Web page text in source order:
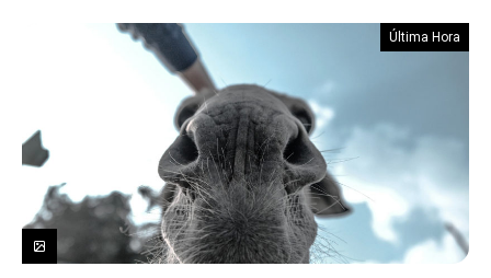
Última Hora